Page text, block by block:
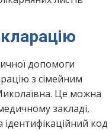
допомоги
з сімейним
Це можна
закладі,
код